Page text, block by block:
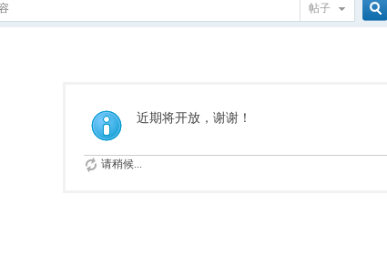
帖子
近期将开放，谢谢！
请稍候...